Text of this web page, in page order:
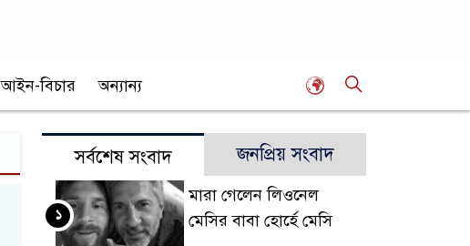
আইন-বিচার অন্যান্য
সর্বশেষ সংবাদ জনপ্রিয় সংবাদ
মারা গেলেন লিওনেল
মেসির বাবা হোর্হে মেসি
১